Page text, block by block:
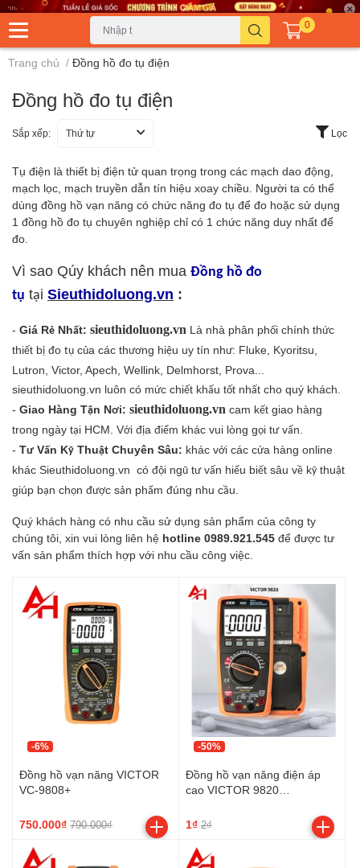
0
Trang chủ / Đồng hồ đo tụ điện
Đồng hồ đo tụ điện
Sắp xếp: Thứ tự Lọc
Tụ điện là thiết bị điện tử quan trọng trong các mạch dao động,
mạch lọc, mạch truyền dẫn tín hiệu xoay chiều. Người ta có thể
dùng đồng hồ vạn năng có chức năng đo tụ để đo hoặc sử dụng
1 đồng hồ đo tụ chuyên nghiệp chỉ có 1 chức năng duy nhất để
đo.
Vì sao Qúy khách nên mua Đồng hồ đo
tụ tại Sieuthidoluong.vn :
- Giá Rẻ Nhất: sieuthidoluong.vn Là nhà phân phối chính thức
thiết bị đo tụ của các thương hiệu uy tín như: Fluke, Kyoritsu,
Lutron, Victor, Apech, Wellink, Delmhorst, Prova...
sieuthidoluong.vn luôn có mức chiết khấu tốt nhất cho quý khách.
- Giao Hàng Tận Nơi: sieuthidoluong.vn cam kết giao hàng
trong ngày tại HCM. Với địa điểm khác vui lòng gọi tưvấn.
- TưVấn Kỹ Thuật Chuyên Sâu: khác với các cửa hàng online
khác Sieuthidoluong.vn có đội ngũ tưvấn hiểu biết sâu về kỹ thuật
giúp bạn chọn được sản phẩm đúng nhu cầu.
Quý khách hàng có nhu cầu sử dụng sản phẩm của công ty
chúng tôi, xin vui lòng liên hệ hotline 0989.921.545 để được tư
vấn sản phẩm thích hợp với nhu cầu công việc.
-6%
Đồng hồ vạn năng VICTOR
VC-9808+
750.000₫ 790.000₫
-50%
Đồng hồ vạn năng điện áp
cao VICTOR 9820
1₫ 2₫